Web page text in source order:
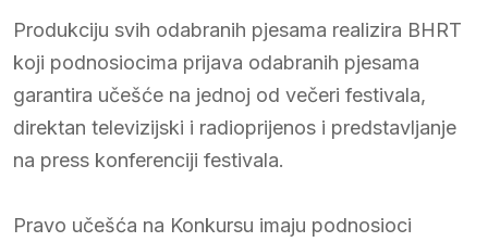
Produkciju svih odabranih pjesama realizira BHRT
koji podnosiocima prijava odabranih pjesama
garantira učešće na jednoj od večeri festivala,
direktan televizijski i radioprijenos i predstavljanje
na press konferenciji festivala.
Pravo učešća na Konkursu imaju podnosioci